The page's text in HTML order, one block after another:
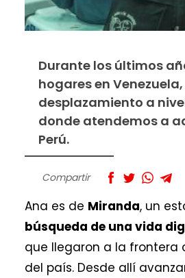
Durante los últimos
hogares en
desplazamiento a
donde atendemos a
Perú.
Compartir
Ana es de Miranda, un
búsqueda de una vida
que llegaron a la frontera
del país. Desde allí